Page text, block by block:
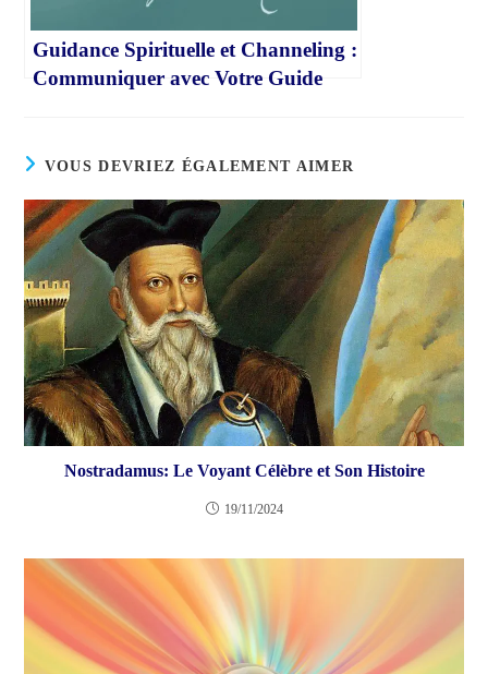
Guidance Spirituelle et Channeling :
Communiquer avec Votre Guide
VOUS DEVRIEZ ÉGALEMENT AIMER
Nostradamus: Le Voyant Célèbre et Son Histoire
19/11/2024